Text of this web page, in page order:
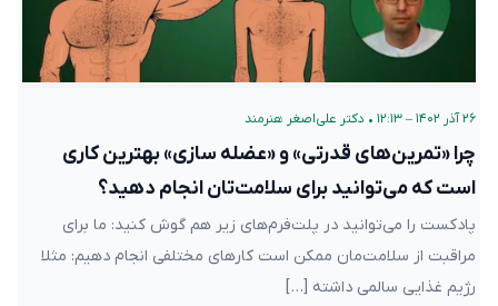
۲۶ آذر ۱۴۰۲ – ۱۲:۱۳ • دکتر علی‌اصغر هنرمند
چرا «تمرین‌های قدرتی» و «عضله سازی» بهترین کاری
است که می‌توانید برای سلامت‌تان انجام دهید؟
پادکست را می‌توانید در پلت‌فرم‌های زیر هم گوش کنید: ما برای
مراقبت از سلامت‌مان ممکن است کارهای مختلفی انجام دهیم: مثلا
رژیم غذایی سالمی داشته […]